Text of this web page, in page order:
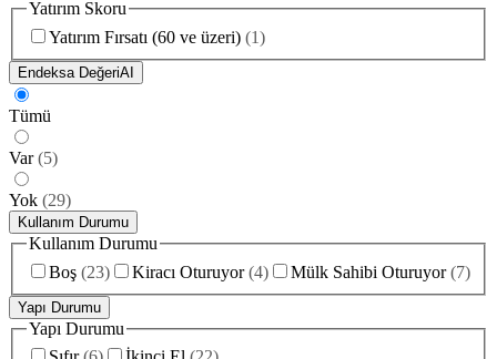
Yatırım Skoru
Yatırım Fırsatı (60 ve üzeri) (1)
Endeksa DeğeriAI
Tümü
Var (5)
Yok (29)
Kullanım Durumu
Kullanım Durumu
Boş (23) Kiracı Oturuyor (4) Mülk Sahibi Oturuyor (7)
Yapı Durumu
Yapı Durumu